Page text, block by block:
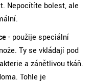
Nepocítíte bolest, ale
- použije speciální
Ty se vkládají pod
a zánětlivou tkáň.
Tohle je